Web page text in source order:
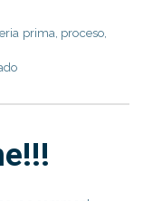
prima proceso,